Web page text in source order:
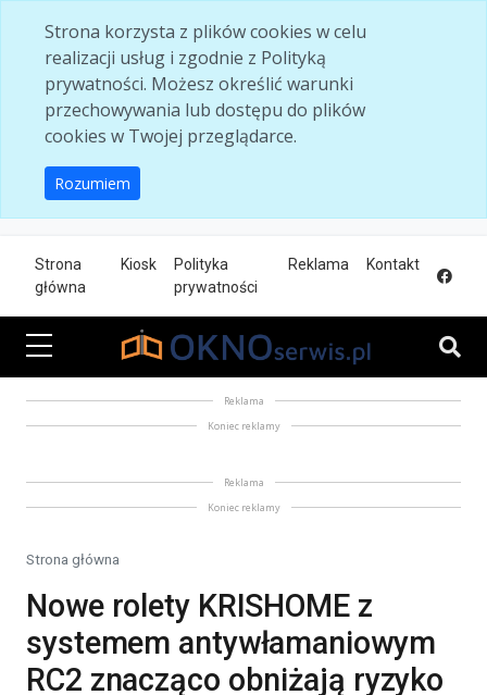
Strona korzysta z plików cookies w celu
realizacji usług i zgodnie z Polityką
prywatności. Możesz określić warunki
przechowywania lub dostępu do plików
cookies w Twojej przeglądarce.
Rozumiem
Strona
główna
Kiosk
Polityka
prywatności
Reklama Kontakt
Reklama
Koniec reklamy
Reklama
Koniec reklamy
Strona główna
Nowe rolety KRISHOME z
systemem antywłamaniowym
RC2 znacząco obniżają ryzyko